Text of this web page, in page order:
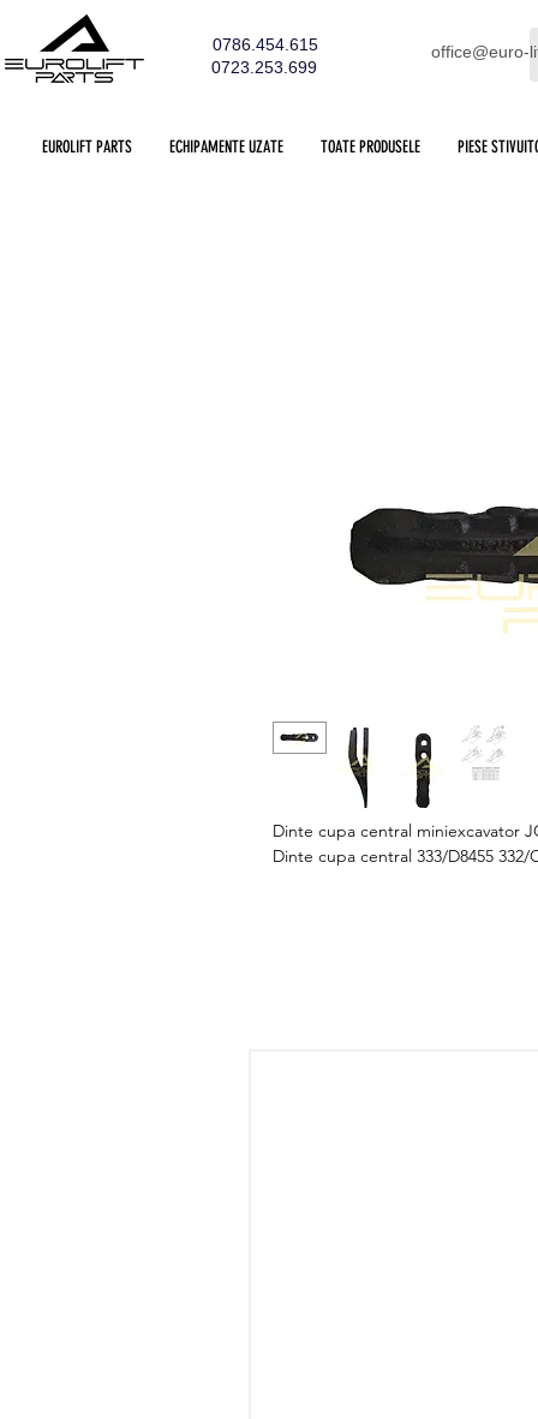
0786.454.615
0723.253.699
office@euro-
EUROLIFT PARTS ECHIPAMENTE UZATE TOATE PRODUSELE PIESE
Dinte cupa central miniexcavator
Dinte cupa central 333/D8455 332/